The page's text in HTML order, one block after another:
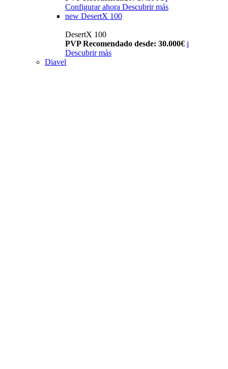
Configurar ahora Descubrir más
new DesertX 100
DesertX 100
PVP Recomendado desde: 30.000€ i
Descubrir más
Diavel